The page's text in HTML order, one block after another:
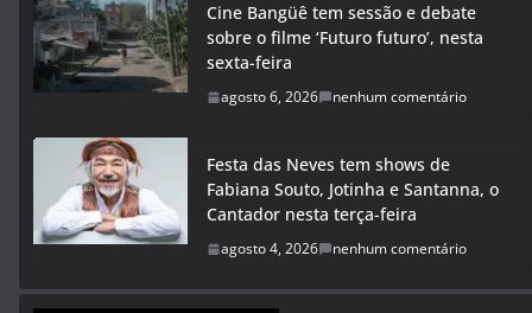
Cine Bangüê tem sessão e debate
sobre o filme ‘Futuro futuro’, nesta
sexta-feira
agosto 6, 2026 nenhum comentário
Festa das Neves tem shows de
Fabiana Souto, Jotinha e Santanna, o
Cantador nesta terça-feira
agosto 4, 2026 nenhum comentário